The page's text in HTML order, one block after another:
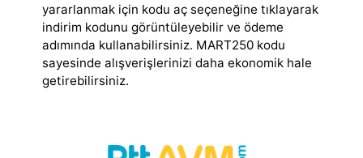
yararlanmak için kodu aç seçeneğine tıklayarak
indirim kodunu görüntüleyebilir ve ödeme
adımında kullanabilirsiniz. MART250 kodu
sayesinde alışverişlerinizi daha ekonomik hale
getirebilirsiniz.